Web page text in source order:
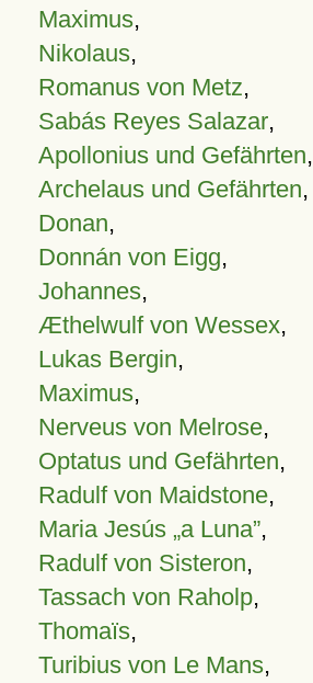
Maximus,
Nikolaus,
Romanus von Metz,
Sabás Reyes Salazar,
Apollonius und Gefährten,
Archelaus und Gefährten,
Donan,
Donnán von Eigg,
Johannes,
Æthelwulf von Wessex,
Lukas Bergin,
Maximus,
Nerveus von Melrose,
Optatus und Gefährten,
Radulf von Maidstone,
Maria Jesús „a Luna”,
Radulf von Sisteron,
Tassach von Raholp,
Thomaïs,
Turibius von Le Mans,